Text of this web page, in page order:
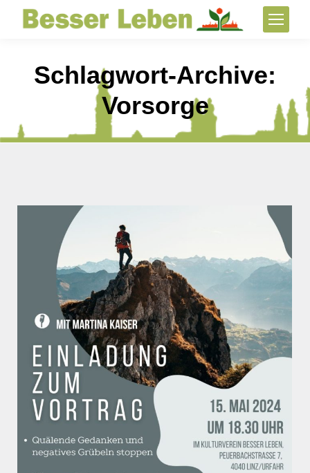
Schlagwort-Archive:
Vorsorge